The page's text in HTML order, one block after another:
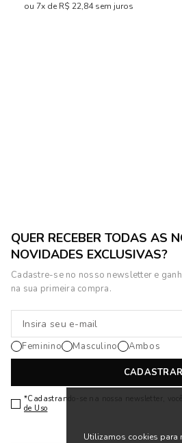
ou 7x de R$ 22,84 sem juros
QUER RECEBER TODAS AS
NOVIDADES EXCLUSIVAS?
Cadastre-se no nosso newsletter e
na sua primeira compra.
CADASTRAR
Feminino Masculino Ambos
*Cadastrando-se na nossa newsletter, você
de Uso
Utilizamos cookies para